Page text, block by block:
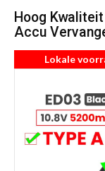
Hoog
Accu
Lokale